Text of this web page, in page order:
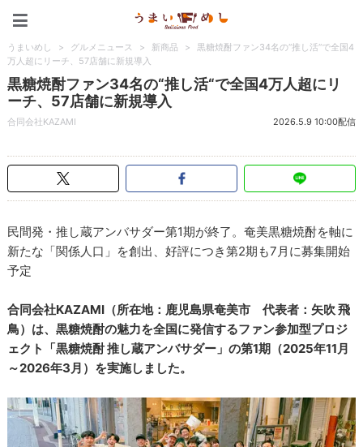
うまいめし > グルメニュース > 新商品 >
黒糖焼酎ファン34名の“推し活“で全国4
万人超にリーチ、57店舗に新規導入
黒糖焼酎ファン34名の“推し活“で全国4万人超にリ
ーチ、57店舗に新規導入
合同会社KAZAMI 2026.5.9 10:00配信
民間発・推し蔵アンバサダー第1期が終了。奄美黒糖焼酎を軸に
新たな「関係人口」を創出、好評につき第2期も7月に募集開始
予定
合同会社KAZAMI（所在地：鹿児島県奄美市 代表者：矢吹 飛
鳥）は、黒糖焼酎の魅力を全国に発信するファン参加型プロジ
ェクト「黒糖焼酎 推し蔵アンバサダー」の第1期（2025年11月
～2026年3月）を実施しました。